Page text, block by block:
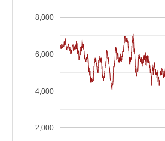
2,000
4,000
6,000
8,000